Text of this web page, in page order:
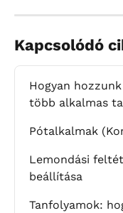
Kapcsolódó
Hogyan
több alkalmas
Pótalkalmak
Lemondási
beállítása
Tanfolyamok: